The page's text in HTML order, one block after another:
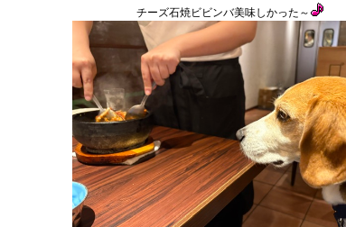
チーズ石焼ビビンバ美味しかった～